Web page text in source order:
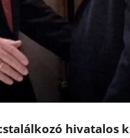
hivatalos